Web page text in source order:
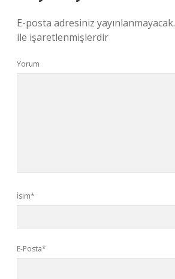
E-posta adresiniz yayınlanmayacak.
ile işaretlenmişlerdir
Yorum
İsim*
E-Posta*